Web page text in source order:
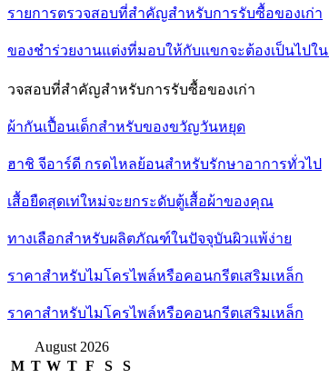
รายการตรวจสอบที่สำคัญสำหรับการรับซื้อของเก่า
ของชำร่วยงานแต่งที่มอบให้กับแขกจะต้องเป็นไปใ
วจสอบที่สำคัญสำหรับการรับซื้อของเก่า
ผ้ากันเปื้อนเด็กสำหรับของขวัญวันหยุด
ฮาชิ จีอาร์ดี กรดไหลย้อนสำหรับรักษาอาการทั่วไป
เสื้อยืดสุดเท่ใหม่จะยกระดับตู้เสื้อผ้าของคุณ
ทางเลือกสำหรับผลิตภัณฑ์ในปัจจุบันผิวแพ้ง่าย
ราคาสำหรับไมโครไพล์หรือคอนกรีตเสริมเหล็ก
ราคาสำหรับไมโครไพล์หรือคอนกรีตเสริมเหล็ก
August 2026
M T W T F S
S